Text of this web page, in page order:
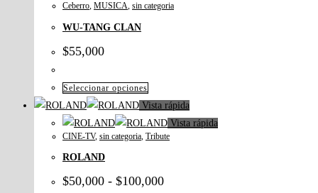
Ceberro, MUSICA, sin categoria
WU-TANG CLAN
$55,000
Seleccionar opciones
Vista rápida
Vista rápida
CINE-TV, sin categoria Tribute
ROLAND
$50,000 - $100,000